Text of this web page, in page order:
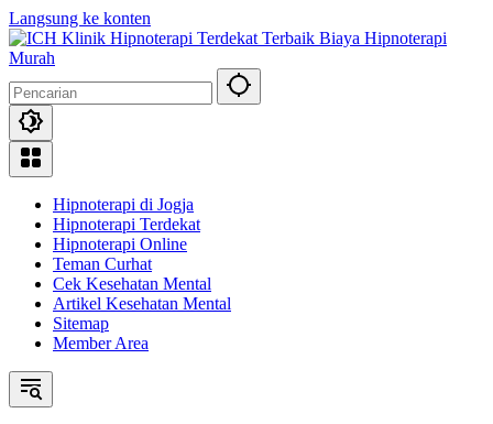
Langsung ke konten
Hipnoterapi di Jogja
Hipnoterapi Terdekat
Hipnoterapi Online
Teman Curhat
Cek Kesehatan Mental
Artikel Kesehatan Mental
Sitemap
Member Area